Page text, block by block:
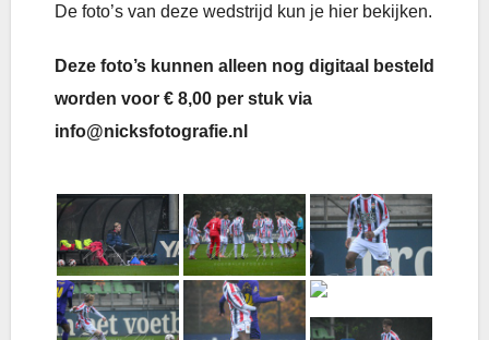
De foto’s van deze wedstrijd kun je hier bekijken.
Deze foto’s kunnen alleen nog digitaal besteld
worden voor € 8,00 per stuk via
info@nicksfotografie.nl